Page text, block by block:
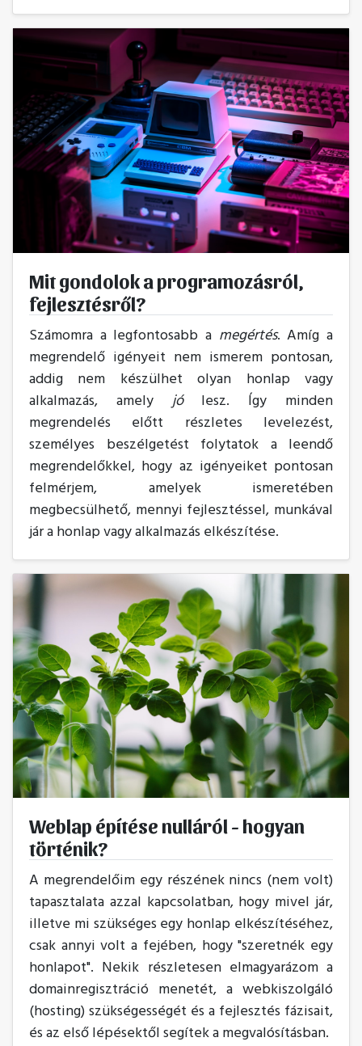
Mit gondolok a programozásról,
fejlesztésről?
Számomra a legfontosabb a megértés. Amíg a
megrendelő igényeit nem ismerem pontosan,
addig nem készülhet olyan honlap vagy
alkalmazás, amelyjólesz. Így minden
megrendelés előtt részletes levelezést,
személyes beszélgetést folytatok a leendő
megrendelőkkel, hogy az igényeiket pontosan
felmérjem, amelyek ismeretében
megbecsülhető, mennyi fejlesztéssel, munkával
jár a honlap vagy alkalmazás elkészítése.
Weblap építése nulláról - hogyan
történik?
A megrendelőim egy részének nincs (nem volt)
tapasztalata azzal kapcsolatban, hogy mivel jár,
illetve mi szükséges egy honlap elkészítéséhez,
csak annyi volt a fejében, hogy "szeretnék egy
honlapot". Nekik részletesen elmagyarázom a
domainregisztráció menetét, a webkiszolgáló
(hosting) szükségességét és a fejlesztés fázisait,
és az első lépésektől segítek a megvalósításban.